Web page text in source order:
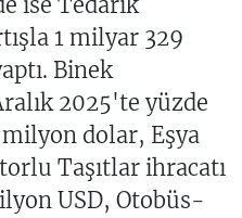
1 milyar 329
Binek
2025'te yüzde
dolar, Eşya
Taşıtlar ihracatı
USD, Otobüs-